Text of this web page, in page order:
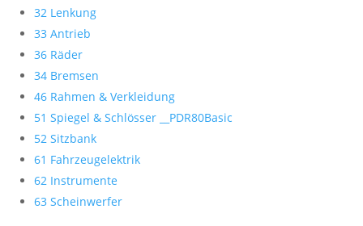
32 Lenkung
33 Antrieb
36 Räder
34 Bremsen
46 Rahmen & Verkleidung
51 Spiegel & Schlösser __PDR80Basic
52 Sitzbank
61 Fahrzeugelektrik
62 Instrumente
63 Scheinwerfer